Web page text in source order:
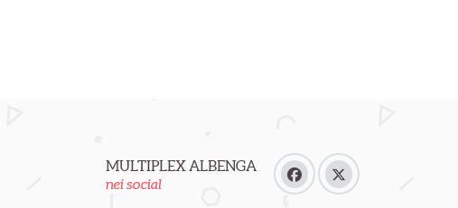
MULTIPLEX ALBENGA
nei social